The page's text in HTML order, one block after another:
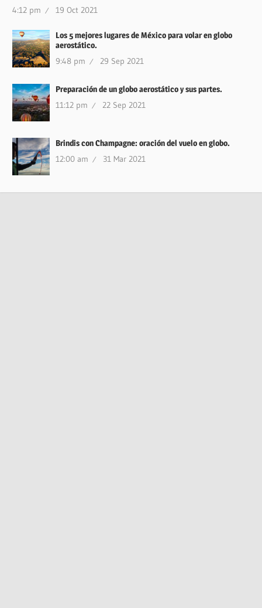
4:12 pm 19 Oct 2021
Los 5 mejores lugares de México para volar en globo
aerostático.
9:48 pm 29 Sep 2021
Preparación de un globo aerostático y sus partes.
11:12 pm 22 Sep 2021
Brindis con Champagne: oración del vuelo en globo.
12:00 am 31 Mar 2021